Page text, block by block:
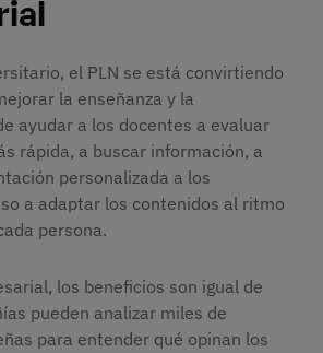
el PLN se está convirtiendo
la enseñanza y la
ayudar a los docentes a evaluar
rápida, a buscar información, a
personalizada a los
a adaptar los contenidos al ritmo
persona.
los beneficios son igual de
pueden analizar miles de
para entender qué opinan los